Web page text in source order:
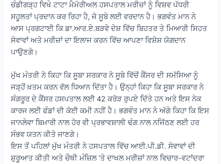
ਚੰਡੀਗੜ੍ਹ ਵਿਖੇ ਟਾਟਾ ਮੈਮੋਰੀਅਲ ਹਸਪਤਾਲ ਮਰੀਜ਼ਾਂ ਨੂੰ ਵਿਸ਼ਵ ਪੱਧਰੀ
ਸਹੂਲਤਾਂ ਪ੍ਰਦਾਨ ਕਰ ਰਿਹਾ ਹੈ, ਜੋ ਸੂਬੇ ਲਈ ਵਰਦਾਨ ਹੈ। ਭਗਵੰਤ ਮਾਨ ਨੇ
ਆਸ ਪ੍ਰਗਟਾਈ ਕਿ ਡਾ.ਆਰ.ਏ.ਬੜਵੇ ਦੇਸ਼ ਵਿੱਚ ਬਿਹਤਰ ਤੇ ਮਿਆਰੀ ਸਿਹਤ
ਸੇਵਾਵਾਂ ਅਤੇ ਮਰੀਜ਼ਾਂ ਦਾ ਇਲਾਜ ਕਰਨ ਵਿੱਚ ਆਪਣਾ ਵਿਸ਼ੇਸ਼ ਯੋਗਦਾਨ
ਪਾਉਣਗੇ।
ਮੁੱਖ ਮੰਤਰੀ ਨੇ ਕਿਹਾ ਕਿ ਸੂਬਾ ਸਰਕਾਰ ਨੇ ਸੂਬੇ ਵਿੱਚੋਂ ਕੈਂਸਰ ਦੀ ਸਮੱਸਿਆ ਨੂੰ
ਜੜ੍ਹੋਂ ਖ਼ਤਮ ਕਰਨ ਵੱਲ ਧਿਆਨ ਦਿੱਤਾ ਹੈ। ਉਨ੍ਹਾਂ ਕਿਹਾ ਕਿ ਸੂਬਾ ਸਰਕਾਰ ਨੇ
ਸੰਗਰੂਰ ਦੇ ਕੈਂਸਰ ਹਸਪਤਾਲ ਲਈ 42 ਕਰੋੜ ਰੁਪਏ ਦਿੱਤੇ ਹਨ ਅਤੇ ਇਸ ਨੇਕ
ਕਾਰਜ ਲਈ ਫੰਡਾਂ ਦੀ ਕੋਈ ਕਮੀ ਨਹੀਂ ਹੈ। ਭਗਵੰਤ ਮਾਨ ਨੇ ਅੱਗੇ ਕਿਹਾ ਕਿ ਇਸ
ਜਾਨਲੇਵਾ ਬਿਮਾਰੀ ਨਾਲ ਹੋਰ ਵੀ ਪ੍ਰਭਾਵਸ਼ਾਲੀ ਢੰਗ ਨਾਲ ਨਜਿੱਠਣ ਲਈ ਹਰ
ਸੰਭਵ ਯਤਨ ਕੀਤੇ ਜਾਣਗੇ।
ਇਸ ਤੋਂ ਪਹਿਲਾਂ ਮੁੱਖ ਮੰਤਰੀ ਨੇ ਹਸਪਤਾਲ ਵਿੱਚ ਆਈ.ਪੀ.ਡੀ. ਸੇਵਾਵਾਂ ਦੀ
ਸ਼ੁਰੂਆਤ ਕੀਤੀ ਅਤੇ ਚੌਥੀ ਮੰਜ਼ਿਲ ‘ਤੇ ਦਾਖਲ ਮਰੀਜ਼ਾਂ ਨਾਲ ਵਿਚਾਰ-ਵਟਾਂਦਰਾ